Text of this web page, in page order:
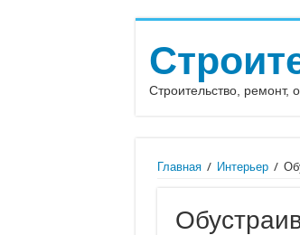
Строительство, ремонт,
Главная / Интерьер /